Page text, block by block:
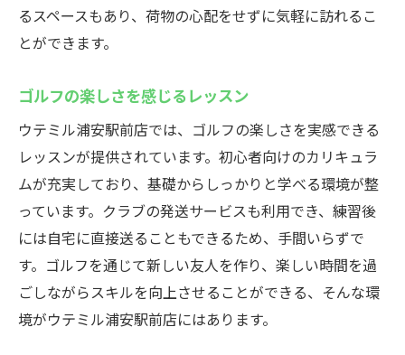
るスペースもあり、荷物の心配をせずに気軽に訪れるこ
とができます。
ゴルフの楽しさを感じるレッスン
ウテミル浦安駅前店では、ゴルフの楽しさを実感できる
レッスンが提供されています。初心者向けのカリキュラ
ムが充実しており、基礎からしっかりと学べる環境が整
っています。クラブの発送サービスも利用でき、練習後
には自宅に直接送ることもできるため、手間いらずで
す。ゴルフを通じて新しい友人を作り、楽しい時間を過
ごしながらスキルを向上させることができる、そんな環
境がウテミル浦安駅前店にはあります。